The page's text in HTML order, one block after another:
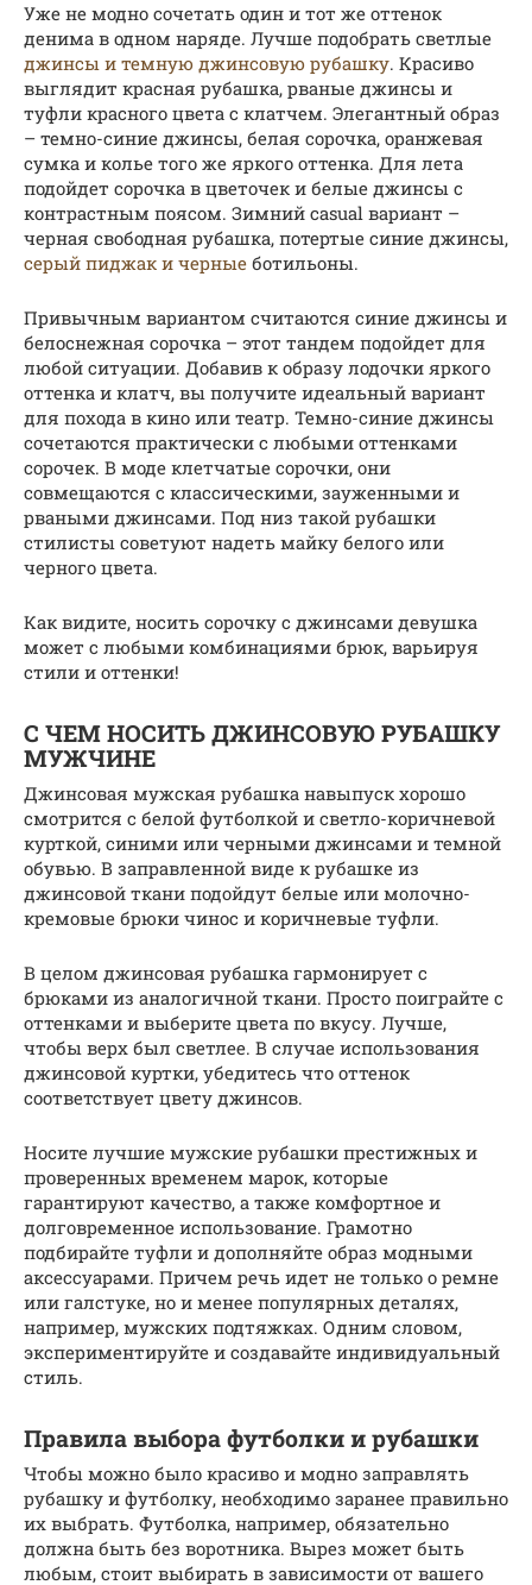
Уже не модно сочетать один и тот же оттенок
денима в одном наряде. Лучше подобрать светлые
джинсы и темную джинсовую рубашку. Красиво
выглядит красная рубашка, рваные джинсы и
туфли красного цвета с клатчем. Элегантный образ
– темно-синие джинсы, белая сорочка, оранжевая
сумка и колье того же яркого оттенка. Для лета
подойдет сорочка в цветочек и белые джинсы с
контрастным поясом. Зимний casual вариант –
черная свободная рубашка, потертые синие джинсы,
серый пиджак и черные ботильоны.
Привычным вариантом считаются синие джинсы и
белоснежная сорочка – этот тандем подойдет для
любой ситуации. Добавив к образу лодочки яркого
оттенка и клатч, вы получите идеальный вариант
для похода в кино или театр. Темно-синие джинсы
сочетаются практически с любыми оттенками
сорочек. В моде клетчатые сорочки, они
совмещаются с классическими, зауженными и
рваными джинсами. Под низ такой рубашки
стилисты советуют надеть майку белого или
черного цвета.
Как видите, носить сорочку с джинсами девушка
может с любыми комбинациями брюк, варьируя
стили и оттенки!
С ЧЕМ НОСИТЬ ДЖИНСОВУЮ РУБАШКУ
МУЖЧИНЕ
Джинсовая мужская рубашка навыпуск хорошо
смотрится с белой футболкой и светло-коричневой
курткой, синими или черными джинсами и темной
обувью. В заправленной виде к рубашке из
джинсовой ткани подойдут белые или молочно-
кремовые брюки чинос и коричневые туфли.
В целом джинсовая рубашка гармонирует с
брюками из аналогичной ткани. Просто поиграйте с
оттенками и выберите цвета по вкусу. Лучше,
чтобы верх был светлее. В случае использования
джинсовой куртки, убедитесь что оттенок
соответствует цвету джинсов.
Носите лучшие мужские рубашки престижных и
проверенных временем марок, которые
гарантируют качество, а также комфортное и
долговременное использование. Грамотно
подбирайте туфли и дополняйте образ модными
аксессуарами. Причем речь идет не только о ремне
или галстуке, но и менее популярных деталях,
например, мужских подтяжках. Одним словом,
экспериментируйте и создавайте индивидуальный
стиль.
Правила выбора футболки и рубашки
Чтобы можно было красиво и модно заправлять
рубашку и футболку, необходимо заранее правильно
их выбрать. Футболка, например, обязательно
должна быть без воротника. Вырез может быть
любым, стоит выбирать в зависимости от вашего